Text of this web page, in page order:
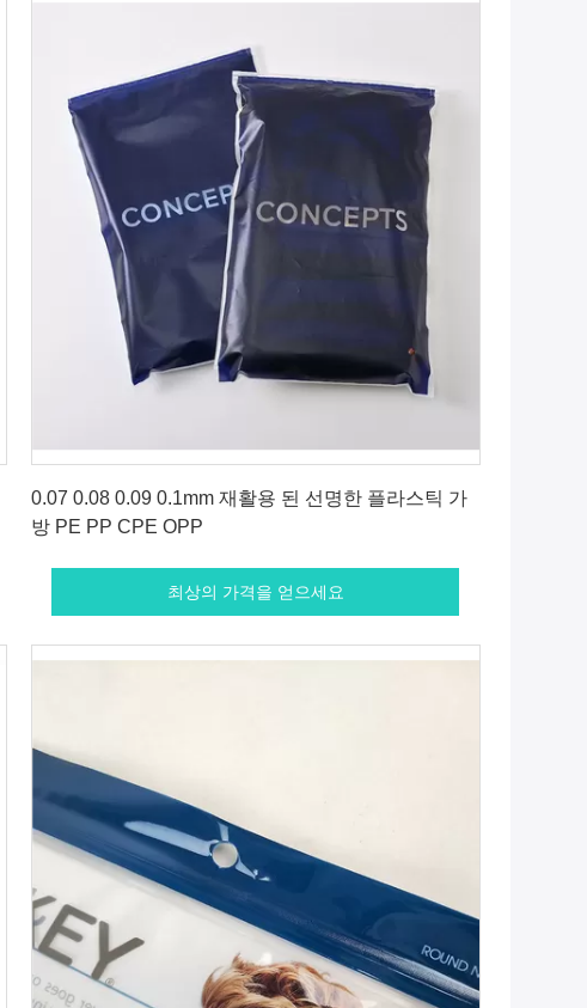
0.07 0.08 0.09 0.1mm 재활용 된 선명한 플라스틱 가
방 PE PP CPE OPP
최상의 가격을 얻으세요